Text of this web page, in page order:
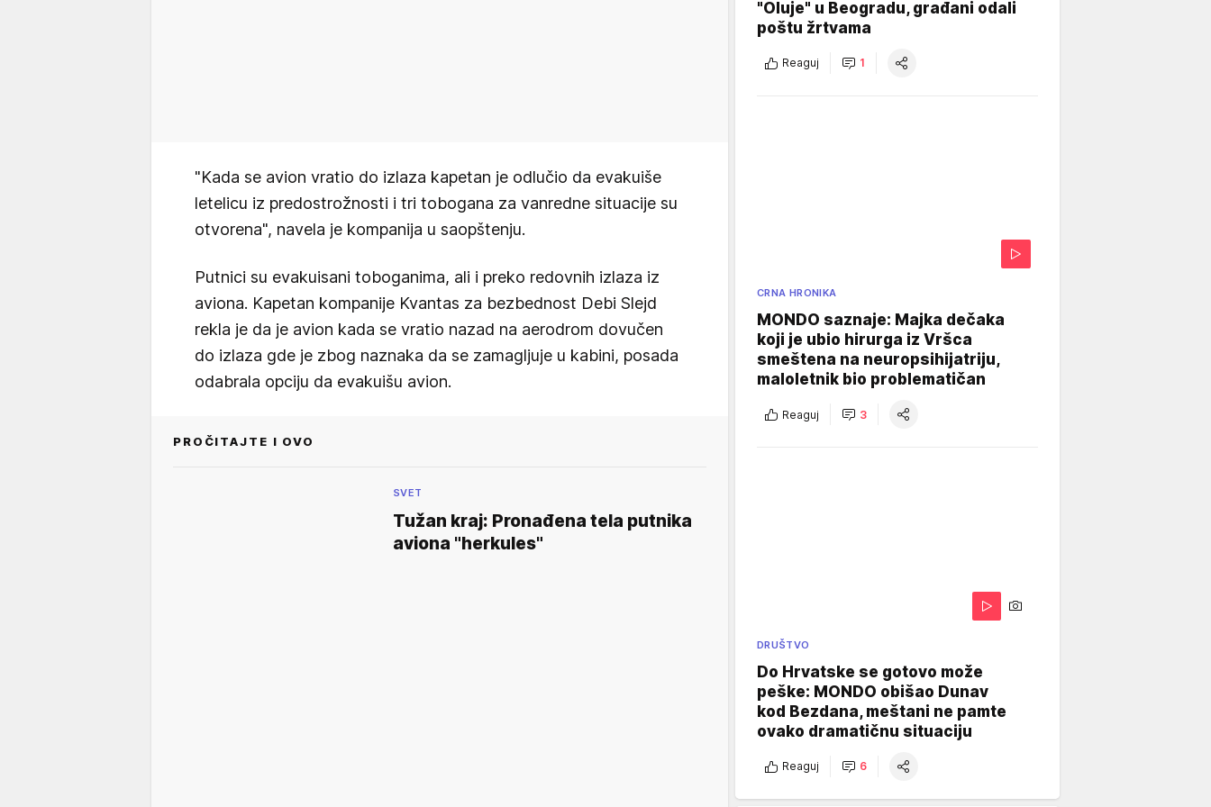
"Kada se avion vratio do izlaza kapetan je odlučio da evakuiše
letelicu iz predostrožnosti i tri tobogana za vanredne situacije su
otvorena", navela je kompanija u saopštenju.
Putnici su evakuisani toboganima, ali i preko redovnih izlaza iz
aviona. Kapetan kompanije Kvantas za bezbednost Debi Slejd
rekla je da je avion kada se vratio nazad na aerodrom dovučen
do izlaza gde je zbog naznaka da se zamagljuje u kabini, posada
odabrala opciju da evakuišu avion.
PROČITAJTE I OVO
SVET
Tužan kraj: Pronađena tela putnika
aviona "herkules"
"Oluje" u Beogradu, građani odali
poštu žrtvama
Reaguj 1
CRNA HRONIKA
MONDO saznaje: Majka dečaka
koji je ubio hirurga iz Vršca
smeštena na neuropsihijatriju,
maloletnik bio problematičan
Reaguj 3
DRUŠTVO
Do Hrvatske se gotovo može
peške: MONDO obišao Dunav
kod Bezdana, meštani ne pamte
ovako dramatičnu situaciju
Reaguj 6